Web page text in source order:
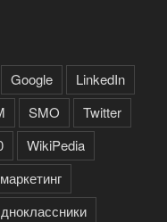
Google
LinkedIn
SMO
Twitter
WikiPedia